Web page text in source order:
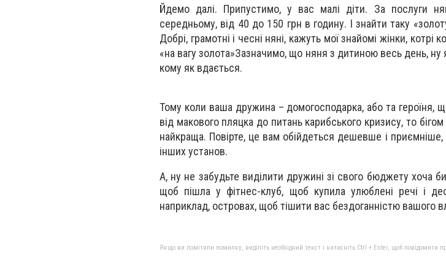
Йдемо далі. Припустимо, у вас малі діти. За послуги
середньому, від 40 до 150 грн в годину. І знайти таку
Добрі, грамотні і чесні няні, кажуть мої знайомі жінки, котрі
«на вагу золота»Зазначимо, що няня з дитиною весь день,
кому як вдається.
Тому коли ваша дружина – домогосподарка, або та героїня,
від макового пляцка до питань карибського кризису, то
найкраща. Повірте, це вам обійдеться дешевше і приємніше,
інших установ.
А, ну не забудьте виділити дружині зі свого бюджету хоча
щоб пішла у фітнес-клуб, щоб купила улюблені речі і
наприклад, островах, щоб тішити вас бездоганністю вашого
Якщо ви помітили помилку, виділіть необхідний текст і натисніть Ctrl + Enter, щоб повідомити